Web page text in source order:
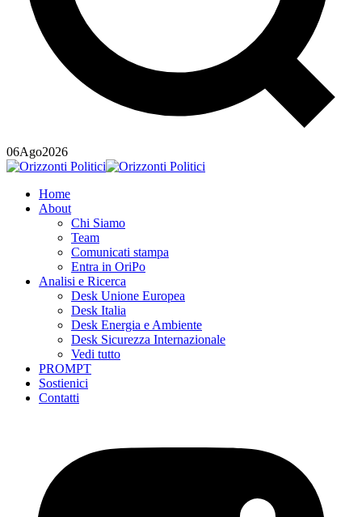
06Ago2026
Home
About
Chi Siamo
Team
Comunicati stampa
Entra in OriPo
Analisi e Ricerca
Desk Unione Europea
Desk Italia
Desk Energia e Ambiente
Desk Sicurezza Internazionale
Vedi tutto
PROMPT
Sostienici
Contatti